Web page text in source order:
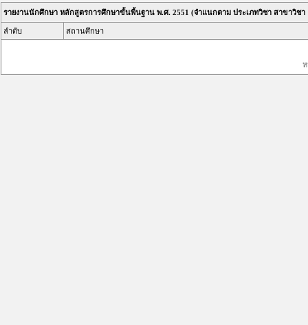
รายงานนักศึกษา หลักสูตรการศึกษาขั้นพื้นฐาน พ.ศ. 2551 (จำแนกตาม ประเภทวิชา สาขาวิ
ลำดับ สถานศึกษา